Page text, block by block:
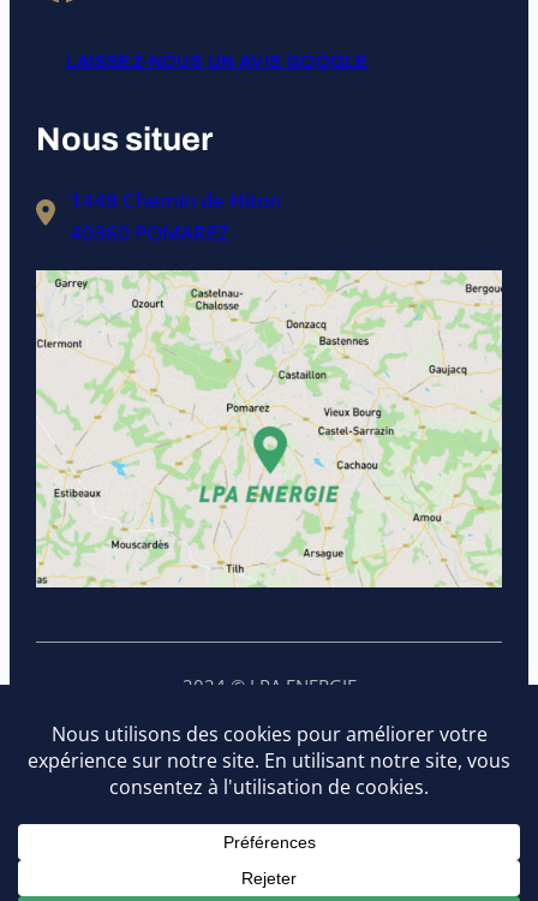
LAISSEZ-NOUS UN AVIS GOOGLE
Nous situer
1448 Chemin de Hiton
40360 POMAREZ
2024 © LPA ENERGIE
Données personnelles
Mentions légales